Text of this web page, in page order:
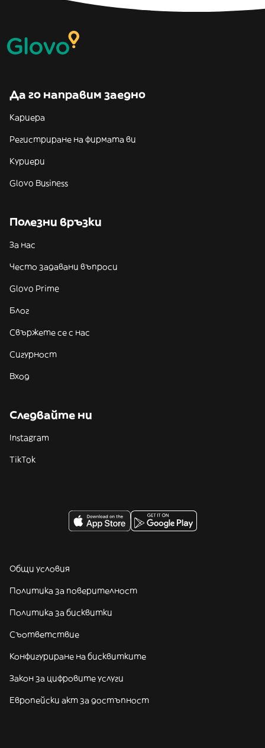
Да го направим заедно
Кариера
Регистриране на фирмата ви
Куриери
Glovo Business
Полезни връзки
За нас
Често задавани въпроси
Glovo Prime
Блог
Свържете се с нас
Сигурност
Вход
Следвайте ни
Instagram
TikTok
Общи условия
Политика за поверителност
Политика за бисквитки
Съответствие
Конфигуриране на бисквитките
Закон за цифровите услуги
Европейски акт за достъпност